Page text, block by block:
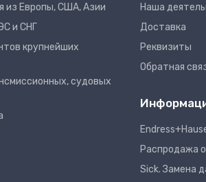
из Европы, США, Азии
и СНГ
крупнейших
судовых
Наша
Доставка
Реквизиты
Обратная
Распродажа
Sick. Замена